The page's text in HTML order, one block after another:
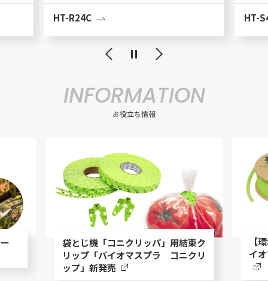
HT-R24C HT-
INFORMATION
お役立ち情報
袋とじ機「コニクリッパ」用結束ク
リップ「バイオマスプラ コニクリ
ップ」新発売
【
イ